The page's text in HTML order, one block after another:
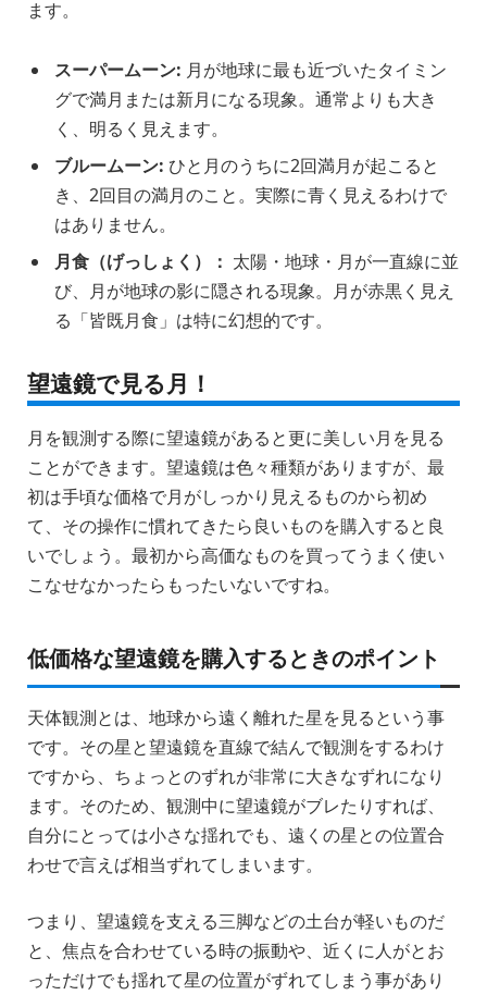
ます。
スーパームーン: 月が地球に最も近づいたタイミン
グで満月または新月になる現象。通常よりも大き
く、明るく見えます。
ブルームーン: ひと月のうちに2回満月が起こると
き、2回目の満月のこと。実際に青く見えるわけで
はありません。
月食（げっしょく）： 太陽・地球・月が一直線に並
び、月が地球の影に隠される現象。月が赤黒く見え
る「皆既月食」は特に幻想的です。
望遠鏡で見る月！
月を観測する際に望遠鏡があると更に美しい月を見る
ことができます。望遠鏡は色々種類がありますが、最
初は手頃な価格で月がしっかり見えるものから初め
て、その操作に慣れてきたら良いものを購入すると良
いでしょう。最初から高価なものを買ってうまく使い
こなせなかったらもったいないですね。
低価格な望遠鏡を購入するときのポイント
天体観測とは、地球から遠く離れた星を見るという事
です。その星と望遠鏡を直線で結んで観測をするわけ
ですから、ちょっとのずれが非常に大きなずれになり
ます。そのため、観測中に望遠鏡がブレたりすれば、
自分にとっては小さな揺れでも、遠くの星との位置合
わせで言えば相当ずれてしまいます。
つまり、望遠鏡を支える三脚などの土台が軽いものだ
と、焦点を合わせている時の振動や、近くに人がとお
っただけでも揺れて星の位置がずれてしまう事があり